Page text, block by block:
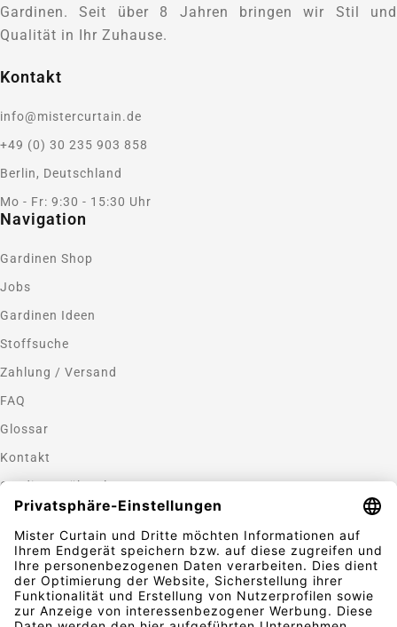
Gardinen. Seit über 8 Jahren bringen wir Stil und
Qualität in Ihr Zuhause.
Kontakt
info@mistercurtain.de
+49 (0) 30 235 903 858
Berlin, Deutschland
Mo - Fr: 9:30 - 15:30 Uhr
Navigation
Gardinen Shop
Jobs
Gardinen Ideen
Stoffsuche
Zahlung / Versand
FAQ
Glossar
Kontakt
Gardinen nähen lassen
Zahlungsmethoden